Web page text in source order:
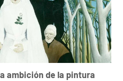
ambición de la pintura